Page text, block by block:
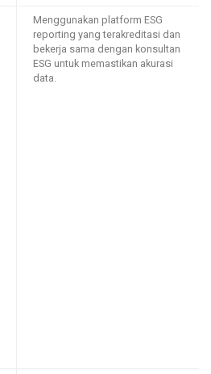
Menggunakan platform ESG
reporting yang terakreditasi dan
bekerja sama dengan konsultan
ESG untuk memastikan akurasi
data.